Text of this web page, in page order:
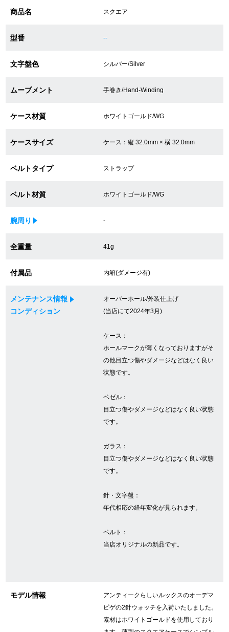
店舗受け取りサービス
店舗取り寄せサービス
買取・下取りはこちら
修理・メンテナンスをご希望の方
修理依頼をする
店舗情報
銀座本店
商品名 スクエア
型番 --
文字盤色 シルバー/Silver
ムーブメント 手巻き/Hand-Winding
ケース材質 ホワイトゴールド/WG
ケースサイズ ケース：縦 32.0mm × 横 32.0mm
ベルトタイプ ストラップ
ベルト材質 ホワイトゴールド/WG
腕周り -
全重量 41g
付属品 内箱(ダメージ有)
メンテナンス情報
コンディション
オーバーホール/外装仕上げ
(当店にて2024年3月)
ケース：
ホールマークが薄くなっておりますがそ
の他目立つ傷やダメージなどはなく良い
状態です。
ベゼル：
目立つ傷やダメージなどはなく良い状態
です。
ガラス：
目立つ傷やダメージなどはなく良い状態
です。
針・文字盤：
年代相応の経年変化が見られます。
ベルト：
当店オリジナルの新品です。
モデル情報
アンティークらしいルックスのオーデマ
ピゲの2針ウォッチを入荷いたしました。
素材はホワイトゴールドを使用しており